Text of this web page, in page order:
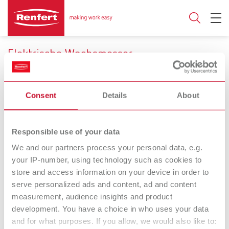
Consent Details About
Responsible use of your data
We and our partners process your personal data, e.g.
your IP-number, using technology such as cookies to
store and access information on your device in order to
serve personalized ads and content, ad and content
measurement, audience insights and product
development. You have a choice in who uses your data
and for what purposes. If you allow, we would also like to:
Elektrische Wachsmesser
Sicherer modellieren. In der Hälfte der Zeit.
Waxlectric I
Elektrisches Wachsmesser
Waxlectric II
Elektrisches Wachsmesser
Waxlectric light I Waxlectric light II